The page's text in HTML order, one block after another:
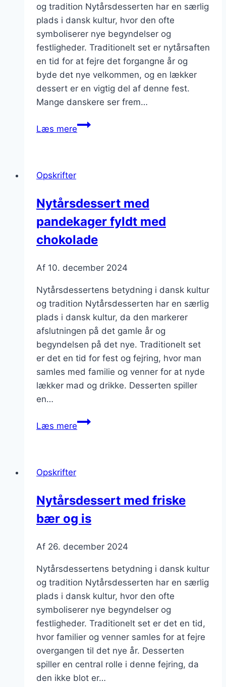
og tradition Nytårsdesserten har en særlig
plads i dansk kultur, hvor den ofte
symboliserer nye begyndelser og
festligheder. Traditionelt set er nytårsaften
en tid for at fejre det forgangne år og
byde det nye velkommen, og en lækker
dessert er en vigtig del af denne fest.
Mange danskere ser frem…
Læs mereNytårsdessert
Opskrifter
Nytårsdessert med
pandekager fyldt med
chokolade
Af 10. december 2024
Nytårsdessertens betydning i dansk kultur
og tradition Nytårsdesserten har en særlig
plads i dansk kultur, da den markerer
afslutningen på det gamle år og
begyndelsen på det nye. Traditionelt set
er det en tid for fest og fejring, hvor man
samles med familie og venner for at nyde
lækker mad og drikke. Desserten spiller
en…
Læs mereNytårsdessert
Opskrifter
Nytårsdessert med friske
bær og is
Af 26. december 2024
Nytårsdessertens betydning i dansk kultur
og tradition Nytårsdesserten har en særlig
plads i dansk kultur, hvor den ofte
symboliserer nye begyndelser og
festligheder. Traditionelt set er det en tid,
hvor familier og venner samles for at fejre
overgangen til det nye år. Desserten
spiller en central rolle i denne fejring, da
den ikke blot er…